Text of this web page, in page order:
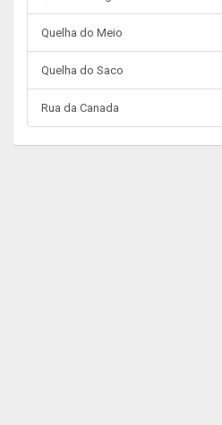
Quelha do Meio
Quelha do Saco
Rua da Canada